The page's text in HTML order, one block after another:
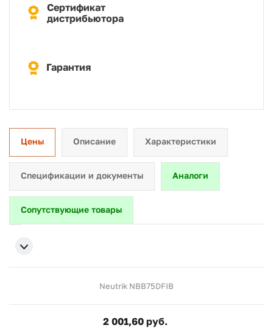
Сертификат
дистрибьютора
Гарантия
Цены Описание Характеристики
Спецификации и документы Аналоги
Сопутствующие товары
Neutrik NBB75DFIB
2 001,60 руб.